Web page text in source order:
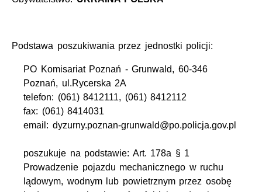
Podstawa poszukiwania przez jednostki policji:
PO Komisariat Poznań - Grunwald, 60-346
Poznań, ul.Rycerska 2A
telefon: (061) 8412111, (061) 8412112
fax: (061) 8414031
email: dyzurny.poznan-grunwald@po.policja.gov.pl
poszukuje na podstawie: Art. 178a § 1
Prowadzenie pojazdu mechanicznego w ruchu
lądowym, wodnym lub powietrznym przez osobę